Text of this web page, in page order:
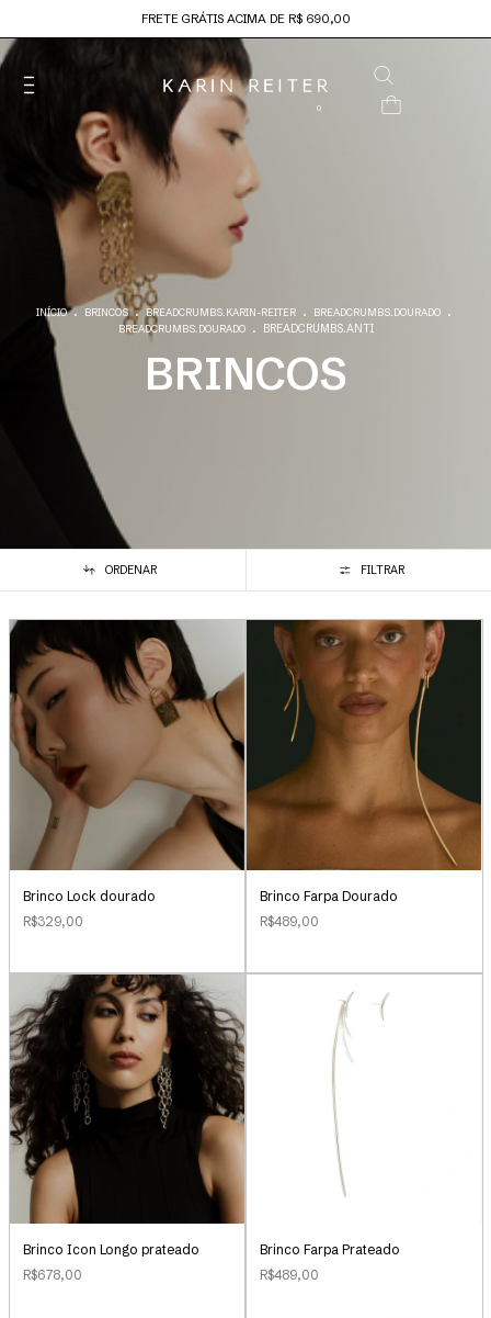
FRETE GRÁTIS ACIMA DE R$ 690,00
0
INÍCIO . BRINCOS . BREADCRUMBS.KARIN-REITER . BREADCRUMBS.DOURADO .
BREADCRUMBS.DOURADO . BREADCRUMBS.ANTI
BRINCOS
ORDENAR FILTRAR
Brinco Lock dourado
R$329,00
Brinco Farpa Dourado
R$489,00
Brinco Icon Longo prateado
R$678,00
Brinco Farpa Prateado
R$489,00